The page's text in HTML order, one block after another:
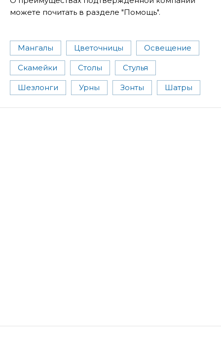
можете почитать в разделе "Помощь".
Мангалы Цветочницы Освещение
Скамейки Столы Стулья
Шезлонги Урны Зонты Шатры